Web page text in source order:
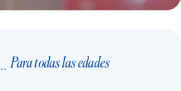
Para todas las edades